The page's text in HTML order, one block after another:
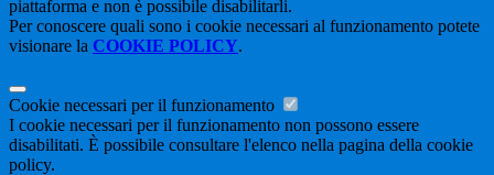
piattaforma e non è possibile disabilitarli.
Per conoscere quali sono i cookie necessari al funzionamento potete
visionare la COOKIE POLICY.
Cookie necessari per il funzionamento
I cookie necessari per il funzionamento non possono essere
disabilitati. È possibile consultare l'elenco nella pagina della cookie
policy.